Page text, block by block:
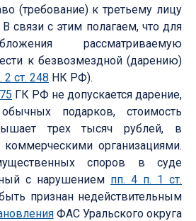
(требование) к третьему лицу
связи с этим полагаем, что для
рассматриваемую
к безвозмездной (дарению)
2 ст. 248 НК РФ).
ГК РФ не допускается дарение,
подарков, стоимость
трех тысяч рублей, в
организациями.
споров в суде
с нарушением пп. 4 п. 1 ст.
признан недействительным
ФАС Уральского округа